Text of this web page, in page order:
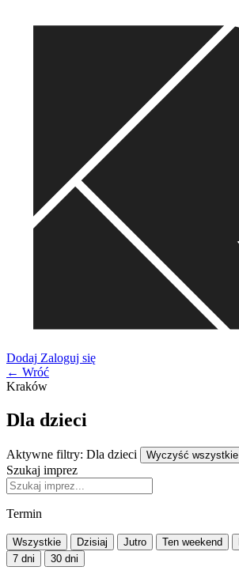
Dodaj Zaloguj się
← Wróć
Kraków
Dla dzieci
Aktywne filtry: Dla dzieci Wyczyść wszystkie
Szukaj imprez
Termin
Wszystkie Dzisiaj Jutro Ten weekend
7 dni
30 dni